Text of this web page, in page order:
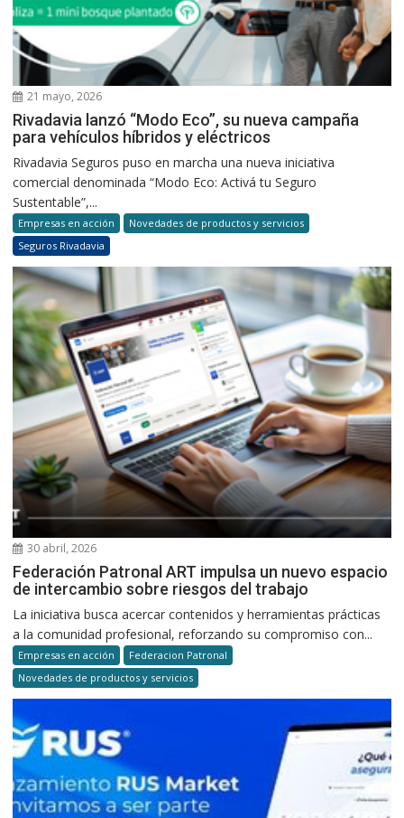
21 mayo, 2026
Rivadavia lanzó “Modo Eco”, su nueva campaña
para vehículos híbridos y eléctricos
Rivadavia Seguros puso en marcha una nueva iniciativa
comercial denominada “Modo Eco: Activá tu Seguro
Sustentable”,...
Empresas en acción
Novedades de productos y servicios
Seguros Rivadavia
30 abril, 2026
Federación Patronal ART impulsa un nuevo espacio
de intercambio sobre riesgos del trabajo
La iniciativa busca acercar contenidos y herramientas prácticas
a la comunidad profesional, reforzando su compromiso con...
Empresas en acción
Federacion Patronal
Novedades de productos y servicios